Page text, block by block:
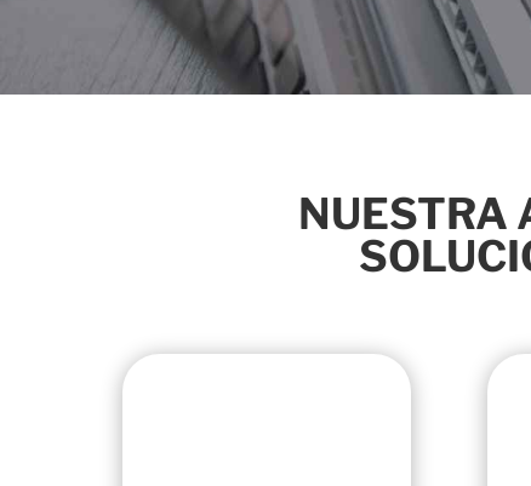
NUESTRA